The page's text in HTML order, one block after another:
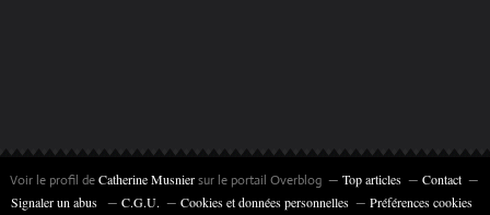
Voir le profil deCatherine Musniersur le portail Overblog Top articles
Contact
Signaler un abus
C.G.U. Cookies et données personnelles Préférences cookies